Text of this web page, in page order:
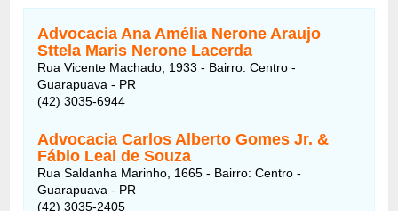
Advocacia Ana Amélia Nerone Araujo
Sttela Maris Nerone Lacerda
Rua Vicente Machado, 1933 - Bairro: Centro -
Guarapuava - PR
(42) 3035-6944
Advocacia Carlos Alberto Gomes Jr. &
Fábio Leal de Souza
Rua Saldanha Marinho, 1665 - Bairro: Centro -
Guarapuava - PR
(42) 3035-2405